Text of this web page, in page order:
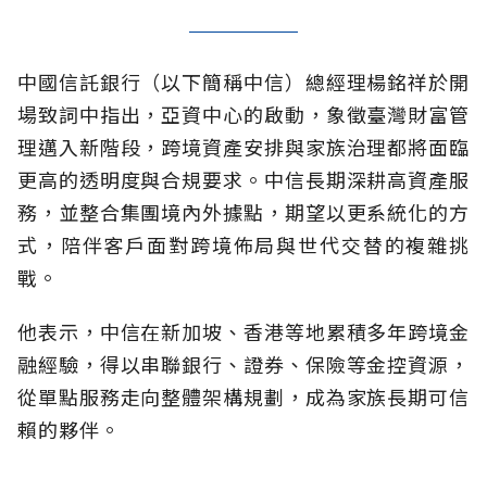
中國信託銀行（以下簡稱中信）總經理楊銘祥於開
場致詞中指出，亞資中心的啟動，象徵臺灣財富管
理邁入新階段，跨境資產安排與家族治理都將面臨
更高的透明度與合規要求。中信長期深耕高資產服
務，並整合集團境內外據點，期望以更系統化的方
式，陪伴客戶面對跨境佈局與世代交替的複雜挑
戰。
他表示，中信在新加坡、香港等地累積多年跨境金
融經驗，得以串聯銀行、證券、保險等金控資源，
從單點服務走向整體架構規劃，成為家族長期可信
賴的夥伴。